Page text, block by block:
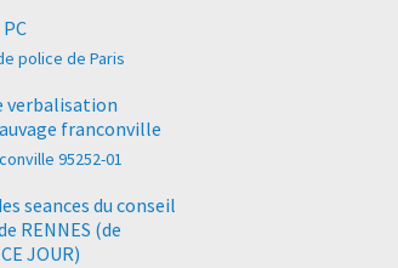
police de Paris
verbalisation
franconville
95252-01
seances du conseil
RENNES (de
JOUR)